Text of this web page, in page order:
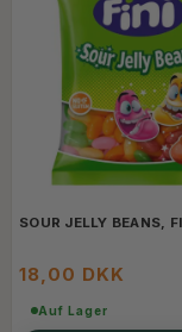
SOUR JELLY BEANS,
18,00 DKK
Auf Lager